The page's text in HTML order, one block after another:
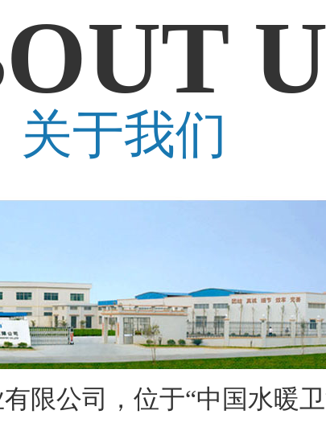
关于我们
公司，位于“中国水暖卫